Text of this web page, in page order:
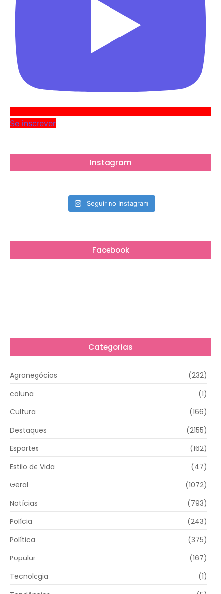
Se inscrever
Instagram
Seguir no Instagram
Facebook
Categorias
Agronegócios
(232)
coluna
(1)
Cultura
(166)
Destaques
(2155)
Esportes
(162)
Estilo de Vida
(47)
Geral
(1072)
Notícias
(793)
Polícia
(243)
Política
(375)
Popular
(167)
Tecnologia
(1)